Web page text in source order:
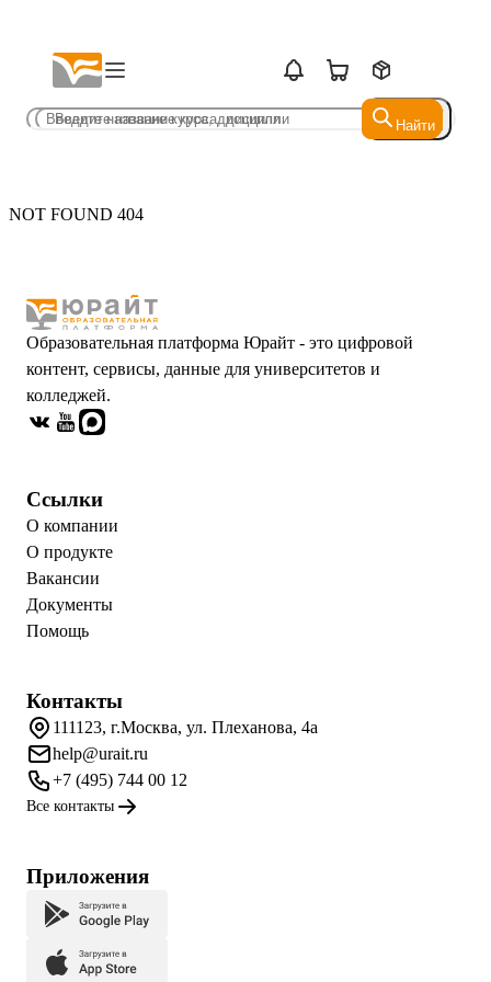
Найти
Найти
NOT FOUND 404
Образовательная платформа Юрайт - это цифровой
контент, сервисы, данные для университетов и
колледжей.
Ссылки
О компании
О продукте
Вакансии
Документы
Помощь
Контакты
111123, г.Москва, ул. Плеханова, 4а
help@urait.ru
+7 (495) 744 00 12
Все контакты
Приложения